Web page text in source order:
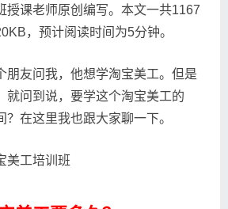
授课老师原创编写。本文一共1167
，预计阅读时间为5分钟。
朋友问我，他想学淘宝美工。但是
就问到说，要学这个淘宝美工的
在这里我也跟大家聊一下。